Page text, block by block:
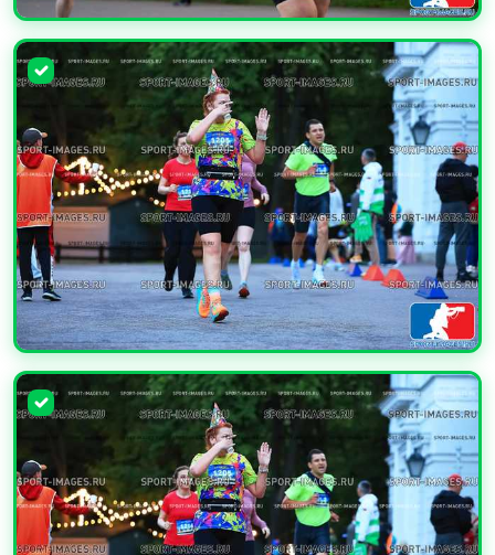
УВЕЛИЧИТЬ
УВЕЛИЧИТЬ